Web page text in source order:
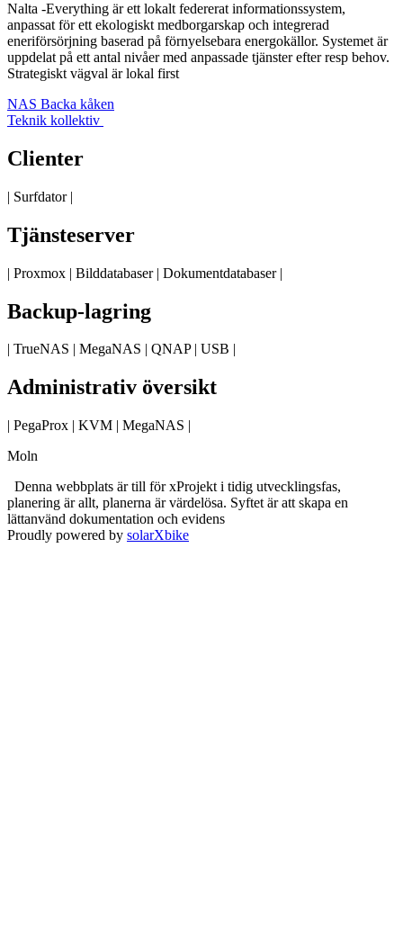
Nalta -Everything är ett lokalt federerat informationssystem,
anpassat för ett ekologiskt medborgarskap och integrerad
eneriförsörjning baserad på förnyelsebara energokällor. Systemet är
uppdelat på ett antal nivåer med anpassade tjänster efter resp behov.
Strategiskt vägval är lokal first
NAS Backa kåken
Teknik kollektiv
Clienter
| Surfdator |
Tjänsteserver
| Proxmox | Bilddatabaser | Dokumentdatabaser |
Backup-lagring
| TrueNAS | MegaNAS | QNAP | USB |
Administrativ översikt
| PegaProx | KVM | MegaNAS |
Moln
Denna webbplats är till för xProjekt i tidig utvecklingsfas,
planering är allt, planerna är värdelösa. Syftet är att skapa en
lättanvänd dokumentation och evidens
Proudly powered by solarXbike